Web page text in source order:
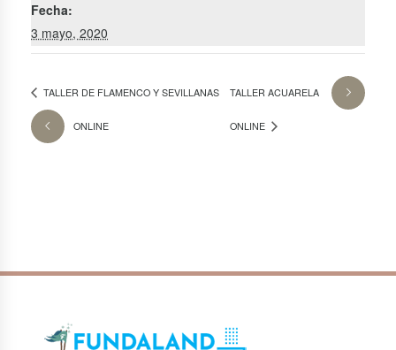
Fecha:
3 mayo, 2020
TALLER DE FLAMENCO Y SEVILLANAS
ONLINE
TALLER ACUARELA
ONLINE